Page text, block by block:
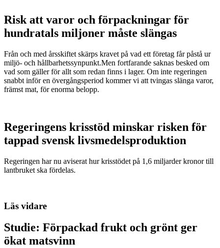
Risk att varor och förpackningar för
hundratals miljoner måste slängas
Från och med årsskiftet skärps kravet på vad ett företag får påstå ur
miljö- och hållbarhetssynpunkt.Men fortfarande saknas besked om
vad som gäller för allt som redan finns i lager. Om inte regeringen
snabbt inför en övergångsperiod kommer vi att tvingas slänga varor,
främst mat, för enorma belopp.
Regeringens krisstöd minskar risken för
tappad svensk livsmedelsproduktion
Regeringen har nu aviserat hur krisstödet på 1,6 miljarder kronor till
lantbruket ska fördelas.
Läs vidare
Studie: Förpackad frukt och grönt ger
ökat matsvinn